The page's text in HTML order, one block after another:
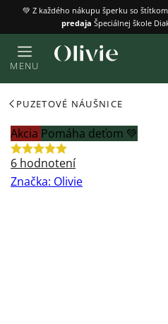
Prejsť
obsah
💚 Z každého nákupu šperku so štítkom
predaja Špeciálnej škole
MENU
PUZETOVÉ NÁUŠNICE
Akcia Pomáha deťom 💚
Priemerné
hodnotenie
6 hodnotení
Značka: Olivie